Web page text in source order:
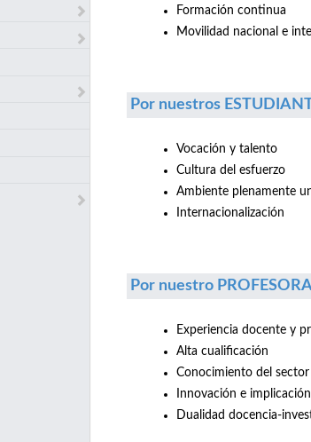
Formación continua
Movilidad nacional e
Por nuestros
Vocación y talento
Cultura del esfuerzo
Ambiente plenamente
Internacionalización
Por nuestro
Experiencia docente y
Alta cualificación
Conocimiento del sector
Innovación e implicación
Dualidad docencia-